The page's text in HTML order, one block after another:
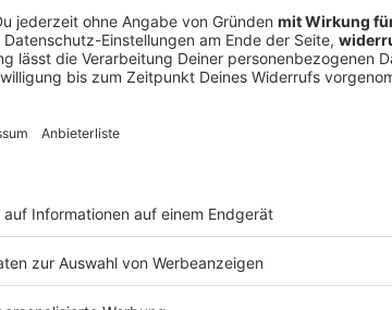
eine E-Mail an: hallo@podever.de
Mahlke aus Wittingen ist Endodontologe. Der
in seine Zahnrettungsbox und geht in
des Baumfällers. Bei einem Kampfbiss
planen…? WERBUNG Hier gibt es viele Rabatte
notaufnahme Ihr möchtet Werbung in diesem